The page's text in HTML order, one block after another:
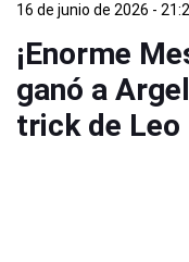
16 de junio de 2026 -
¡Enorme
ganó a
trick de Leo